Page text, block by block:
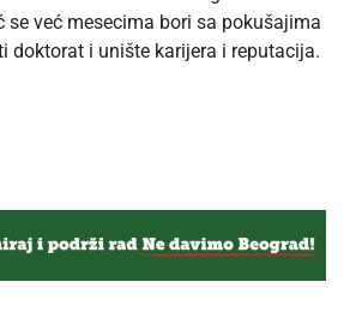
se već mesecima bori sa pokušajima
doktorat i unište karijera i reputacija.